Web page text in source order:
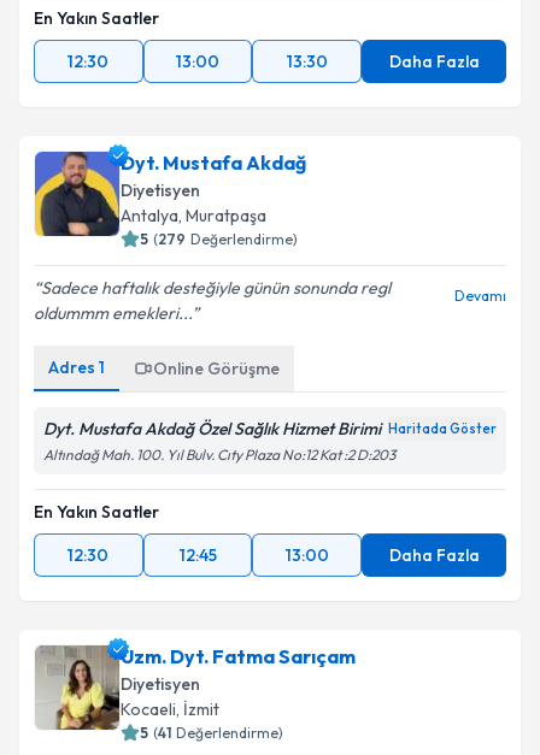
En Yakın Saatler
12:30
13:00 13:30 Daha Fazla
Dyt. Mustafa Akdağ
Diyetisyen
Antalya, Muratpaşa
5 (279 Değerlendirme)
Sadece haftalık desteğiyle günün sonunda regl
oldummm emekleri...
Devamı
Adres 1 Online Görüşme
Dyt. Mustafa Akdağ Özel Sağlık Hizmet Birimi Haritada Göster
Altındağ Mah. 100. Yıl Bulv. Cıty Plaza No:12 Kat :2 D:203
En Yakın Saatler
12:30
12:45 13:00 Daha Fazla
Uzm. Dyt. Fatma Sarıçam
Diyetisyen
Kocaeli, İzmit
5 (41 Değerlendirme)